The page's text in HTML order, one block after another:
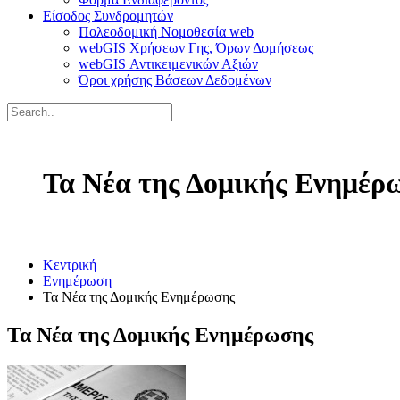
Είσοδος Συνδρομητών
Πολεοδομική Νομοθεσία web
webGIS Χρήσεων Γης, Όρων Δομήσεως
webGIS Αντικειμενικών Αξιών
Όροι χρήσης Βάσεων Δεδομένων
Τα Νέα της Δομικής
Κεντρική
Ενημέρωση
Τα Νέα της Δομικής Ενημέρωσης
Τα Νέα της Δομικής Ενημέρωσης